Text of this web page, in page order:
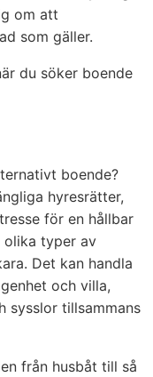
om att
som gäller.
du söker boende
boende?
hyresrätter,
för en hållbar
olika typer av
Det kan handla
och villa,
sysslor tillsammans
från husbåt till så